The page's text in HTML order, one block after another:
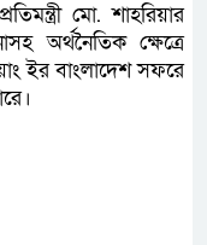
মো. শাহরিয়ার
অর্থনৈতিক ক্ষেত্রে
ইর বাংলাদেশ সফরে